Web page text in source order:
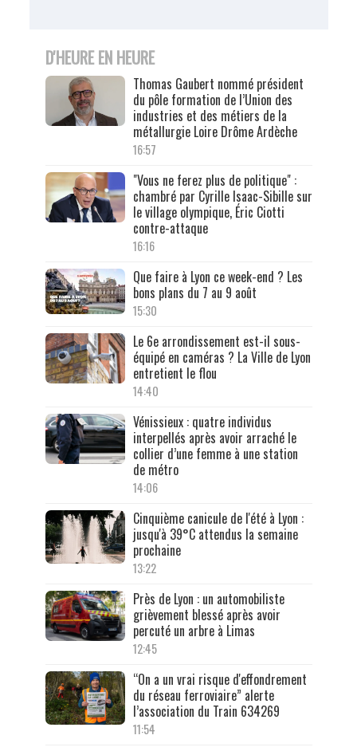
D'HEURE EN HEURE
Thomas Gaubert nommé président
du pôle formation de l’Union des
industries et des métiers de la
métallurgie Loire Drôme Ardèche
16:57
"Vous ne ferez plus de politique" :
chambré par Cyrille Isaac-Sibille sur
le village olympique, Éric Ciotti
contre-attaque
16:16
Que faire à Lyon ce week-end ? Les
bons plans du 7 au 9 août
15:30
Le 6e arrondissement est-il sous-
équipé en caméras ? La Ville de Lyon
entretient le flou
14:40
Vénissieux : quatre individus
interpellés après avoir arraché le
collier d’une femme à une station
de métro
14:06
Cinquième canicule de l'été à Lyon :
jusqu'à 39°C attendus la semaine
prochaine
13:22
Près de Lyon : un automobiliste
grièvement blessé après avoir
percuté un arbre à Limas
12:45
“On a un vrai risque d'effondrement
du réseau ferroviaire” alerte
l’association du Train 634269
11:54